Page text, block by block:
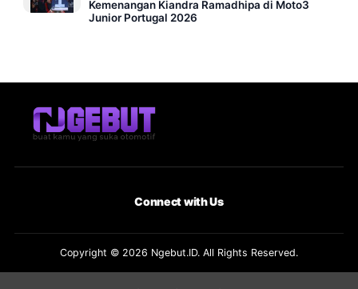
Kemenangan Kiandra Ramadhipa di Moto3
Junior Portugal 2026
Connect with Us
Copyright © 2026 Ngebut.ID. All Rights Reserved.